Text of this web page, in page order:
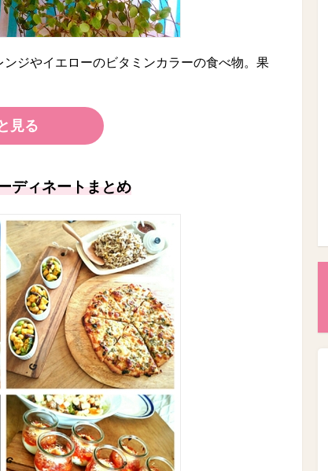
ジやイエローのビタミンカラーの食べ物。果
見る
ディネートまとめ